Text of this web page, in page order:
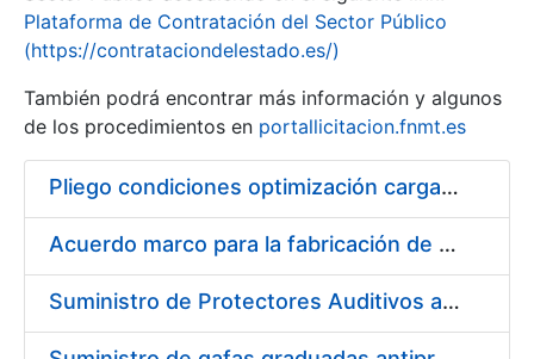
Show/Hide
Plataforma de Contratación del Sector Público
(https://contrataciondelestado.es/)
También podrá encontrar más información y algunos
de los procedimientos en portallicitacion.fnmt.es
Pliego condiciones optimización cargas compras firmado
Acuerdo marco para la fabricación de piezas
Suministro de Protectores Auditivos a medida para las personas trabajadoras de los Centros de Trabajo de Madrid y Burgos